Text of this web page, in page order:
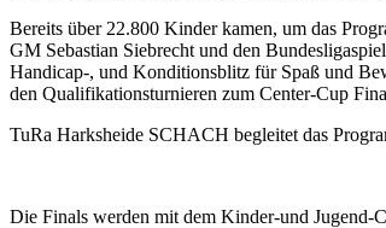
Bereits über 22.800 Kinder kamen, um das
GM Sebastian Siebrecht und den
Handicap-, und Konditionsblitz für Spaß und
den Qualifikationsturnieren zum Center-Cup
TuRa Harksheide SCHACH begleitet das
Die Finals werden mit dem Kinder-und Jugend-